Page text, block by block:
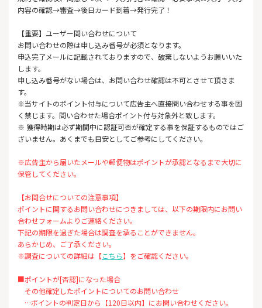
内容の確認→審査→後日カード到着→発行完了！
【重要】ユーザー問い合わせについて
お問い合わせの際は申し込み番号が必須となります。
申込完了メールに記載されておりますので、破棄しないようお願いいた
します。
申し込み番号がない場合は、お問い合わせ確認は不可とさせて頂きま
す。
※当サイトのポイント付与について広告主へ直接問い合わせする事を固
く禁じます。問い合わせた場合ポイント付与対象外と致します。
※ 獲得時期は必ず期間中に認証可否が確定する事を保証するものではご
ざいません。あくまでも目安としてご参考にしてください。
※広告主から届いたメールや郵便物はポイントが承認となるまで大切に
保管してください。
【お問合せについての注意事項】
ポイントに関するお問い合わせにつきましては、以下の期限内にお問い
合わせフォームよりご連絡ください。
下記の期限を過ぎた場合は調査を承ることができません。
あらかじめ、ご了承ください。
※調査についての詳細は【こちら】をご確認ください。
■ポイントが[否認]になった場合
その他確定したポイントについてのお問い合わせ
…ポイントの判定日から【120日以内】にお問い合わせください。